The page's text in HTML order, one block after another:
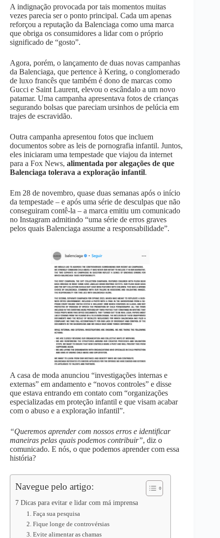
A indignação provocada por tais momentos muitas
vezes parecia ser o ponto principal. Cada um apenas
reforçou a reputação da Balenciaga como uma marca
que obriga os consumidores a lidar com o próprio
significado de “gosto”.
Agora, porém, o lançamento de duas novas campanhas
da Balenciaga, que pertence à Kering, o conglomerado
de luxo francês que também é dono de marcas como
Gucci e Saint Laurent, elevou o escândalo a um novo
patamar. Uma campanha apresentava fotos de crianças
segurando bolsas que pareciam ursinhos de pelúcia em
trajes de escravidão.
Outra campanha apresentou fotos que incluem
documentos sobre as leis de pornografia infantil. Juntos,
eles iniciaram uma tempestade que viajou da internet
para a Fox News, alimentada por alegações de que
Balenciaga tolerava a exploração infantil.
Em 28 de novembro, quase duas semanas após o início
da tempestade – e após uma série de desculpas que não
conseguiram contê-la – a marca emitiu um comunicado
no Instagram admitindo “uma série de erros graves
pelos quais Balenciaga assume a responsabilidade”.
A casa de moda anunciou “investigações internas e
externas” em andamento e “novos controles” e disse
que estava entrando em contato com “organizações
especializadas em proteção infantil e que visam acabar
com o abuso e a exploração infantil”.
“Queremos aprender com nossos erros e identificar
maneiras pelas quais podemos contribuir”, diz o
comunicado. E nós, o que podemos aprender com essa
história?
Navegue pelo artigo:
7 Dicas para evitar e lidar com má imprensa
1. Faça sua pesquisa
2. Fique longe de controvérsias
3. Evite alimentar as chamas